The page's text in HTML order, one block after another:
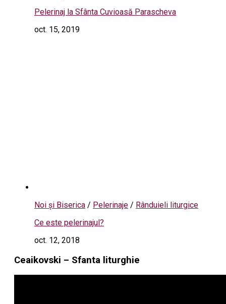
Pelerinaj la Sfânta Cuvioasă Parascheva
oct. 15, 2019
Noi și Biserica / Pelerinaje / Rânduieli liturgice
Ce este pelerinajul?
oct. 12, 2018
Ceaikovski – Sfanta liturghie